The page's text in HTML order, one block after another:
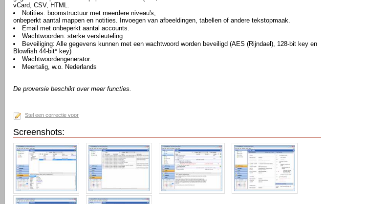
vCard, CSV, HTML.
Notities: boomstructuur met meerdere niveau's,
onbeperkt aantal mappen en notities. Invoegen van afbeeldingen, tabellen of andere tekstopmaak.
Email met onbeperkt aantal accounts.
Wachtwoorden: sterke versleuteling
Beveiliging: Alle gegevens kunnen met een wachtwoord worden beveiligd (AES (Rijndael), 128-bit key en
Blowfish 44-bit* key)
Wachtwoordengenerator.
Meertalig, w.o. Nederlands
De proversie beschikt over meer functies.
Stel een correctie voor
Screenshots: